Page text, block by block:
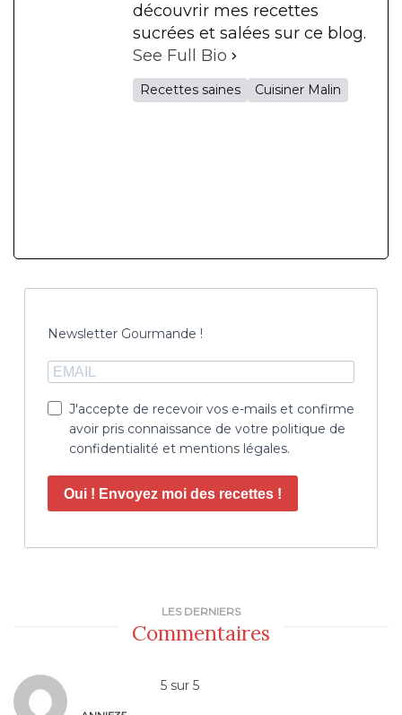
découvrir mes recettes
sucrées et salées sur ce blog.
See Full Bio
Recettes saines Cuisiner Malin
Newsletter Gourmande !
J'accepte de recevoir vos e-mails et confirme
avoir pris connaissance de votre politique de
confidentialité et mentions légales.
Oui ! Envoyez moi des recettes !
LES DERNIERS
Commentaires
5 sur 5